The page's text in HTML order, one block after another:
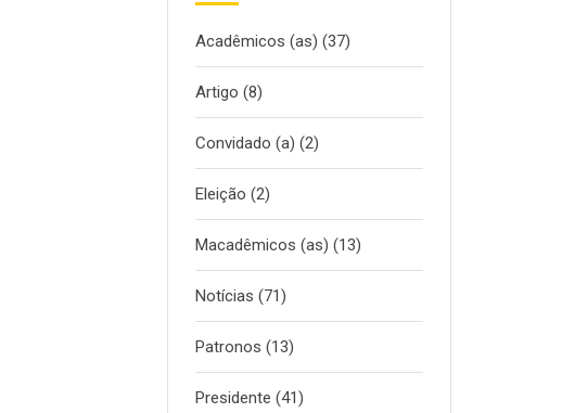
Acadêmicos (as) (37)
Artigo (8)
Convidado (a) (2)
Eleição (2)
Macadêmicos (as) (13)
Notícias (71)
Patronos (13)
Presidente (41)